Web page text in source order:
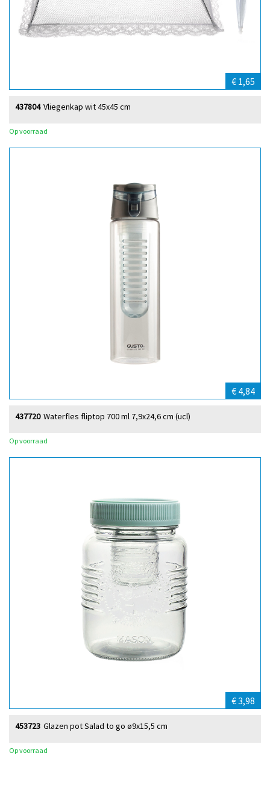
€ 1,65
Vliegenkap wit 45x45 cm
437804
Op voorraad
€ 4,84
Waterfles fliptop 700 ml 7,9x24,6 cm (ucl)
437720
Op voorraad
€ 3,98
Glazen pot Salad to go ø9x15,5 cm
453723
Op voorraad